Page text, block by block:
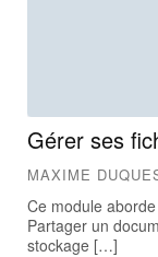
Gérer ses
MAXIME
Ce module
Partager un
stockage […]